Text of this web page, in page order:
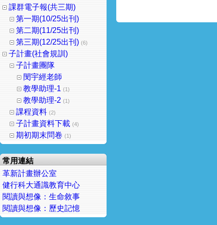
課群電子報(共三期)
第一期(10/25出刊)
第二期(11/25出刊)
第三期(12/25出刊) (6)
子計畫(社會規訓)
子計畫團隊
閔宇經老師
教學助理-1 (1)
教學助理-2 (1)
課程資料 (2)
子計畫資料下載 (4)
期初期末問卷 (1)
常用連結
革新計畫辦公室
健行科大通識教育中心
閱讀與想像：生命敘事
閱讀與想像：歷史記憶